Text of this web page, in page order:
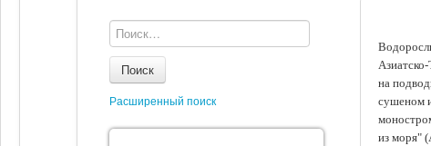
на
сушеном
из моря"
Поиск
Расширенный поиск